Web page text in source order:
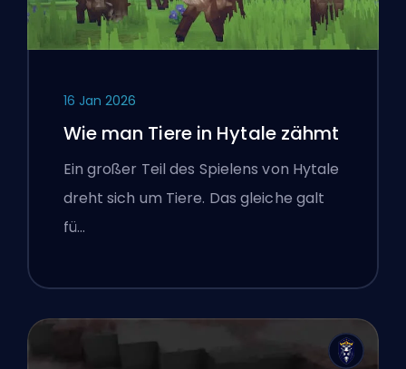
16 Jan 2026
Wie man Tiere in Hytale zähmt
Ein großer Teil des Spielens von Hytale
dreht sich um Tiere. Das gleiche galt
fü…